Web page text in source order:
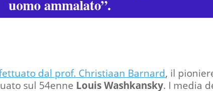
uomo ammalato”.
dal prof. Christiaan Barnard, il
sul 54enne Louis Washkansky. I media